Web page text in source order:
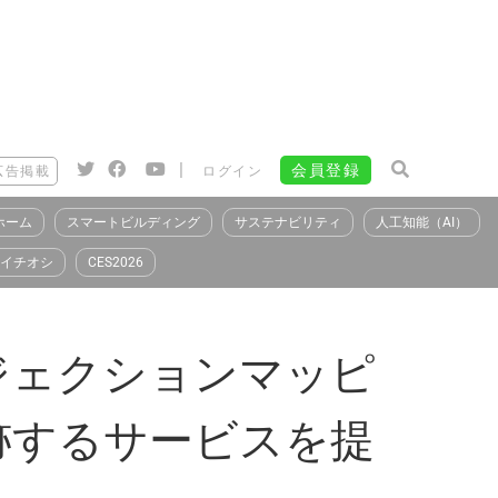
告掲載 | ログイン 会員登録
ーム スマートビルディング サステナビリティ 人工知能（AI）
イチオシ CES2026
クションマッピ
るサービスを提